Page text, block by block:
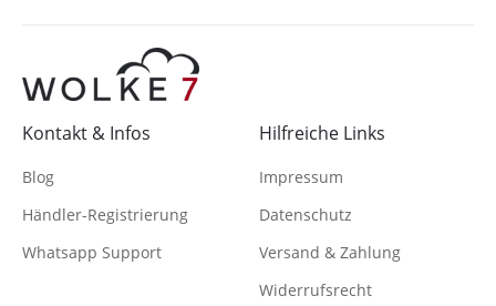
Kontakt & Infos
Blog
Händler-Registrierung
Whatsapp Support
Hilfreiche Links
Impressum
Datenschutz
Versand & Zahlung
Widerrufsrecht